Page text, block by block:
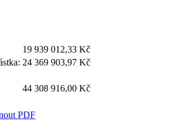
19 939 012,33 Kč
24 369 903,97 Kč
44 308 916,00 Kč
PDF